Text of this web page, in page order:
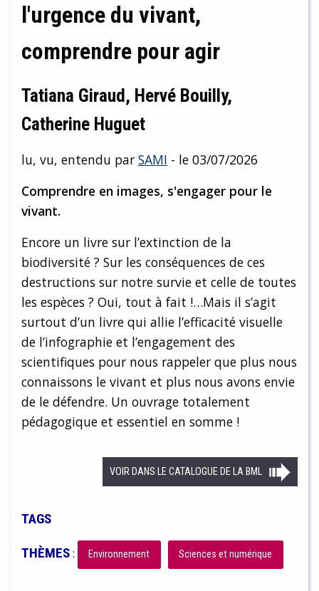
l'urgence du vivant,
comprendre pour agir
Tatiana Giraud, Hervé Bouilly,
Catherine Huguet
lu, vu, entendu par SAMI - le 03/07/2026
Comprendre en images, s'engager pour le
vivant.
Encore un livre sur l’extinction de la
biodiversité ? Sur les conséquences de ces
destructions sur notre survie et celle de toutes
les espèces ? Oui, tout à fait !…Mais il s’agit
surtout d’un livre qui allie l’efficacité visuelle
de l’infographie et l’engagement des
scientifiques pour nous rappeler que plus nous
connaissons le vivant et plus nous avons envie
de le défendre. Un ouvrage totalement
pédagogique et essentiel en somme !
VOIR DANS LE CATALOGUE DE LA BML
TAGS
THÈMES: Environnement Sciences et numérique